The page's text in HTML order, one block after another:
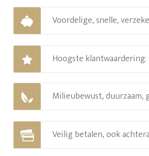
Voordelige, snelle,
Hoogste klantwaardering:
Milieubewust,
Veilig betalen, ook